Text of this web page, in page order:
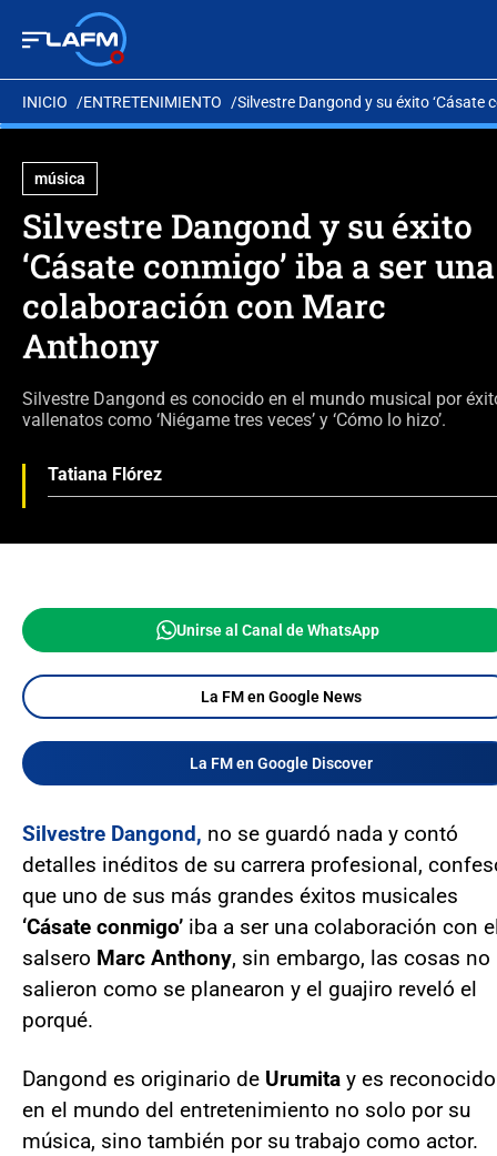
INICIO ENTRETENIMIENTO Silvestre Dangond y su éxito
música
Silvestre Dangond y su éxito
‘Cásate conmigo’ iba a ser una
colaboración con Marc
Anthony
Silvestre Dangond es conocido en el mundo musical por
vallenatos como ‘Niégame tres veces’ y ‘Cómo lo hizo’.
Tatiana Flórez
Unirse al Canal de WhatsApp
La FM en Google News
La FM en Google Discover
Silvestre Dangond, no se guardó nada y contó
detalles inéditos de su carrera profesional,
que uno de sus más grandes éxitos musicales
‘Cásate conmigo’ iba a ser una colaboración con
salsero Marc Anthony, sin embargo, las cosas no
salieron como se planearon y el guajiro reveló el
porqué.
Dangond es originario de Urumita y es reconocido
en el mundo del entretenimiento no solo por su
música, sino también por su trabajo como actor.